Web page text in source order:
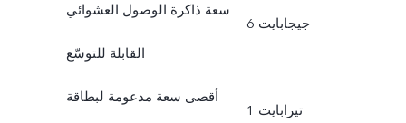
سعة ذاكرة الوصول العشوائي
القابلة للتوسّع
6 جيجابايت
أقصى سعة مدعومة لبطاقة
1 تيرابايت